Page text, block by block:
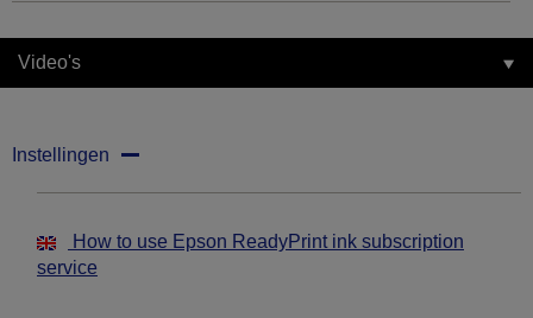
Video's
Instellingen
How to use Epson ReadyPrint ink subscription
service